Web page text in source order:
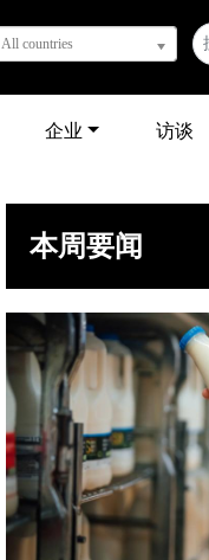
All countries
企业 访谈
本周要闻